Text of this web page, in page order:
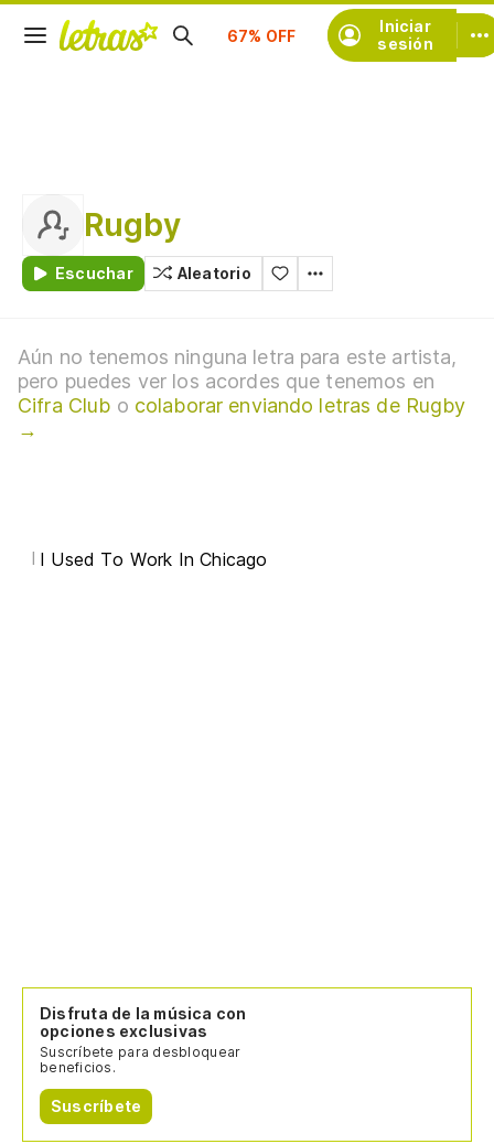
Iniciar
sesión
Suscríbete
Rugby
Escuchar Aleatorio
Aún no tenemos ninguna letra para este artista,
pero puedes ver los acordes que tenemos en
Cifra Club o colaborar enviando letras de Rugby
→
I I Used To Work In Chicago
Disfruta de la música con
opciones exclusivas
Suscríbete para desbloquear
beneficios.
Suscríbete